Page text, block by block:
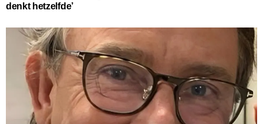
denkt hetzelfde’